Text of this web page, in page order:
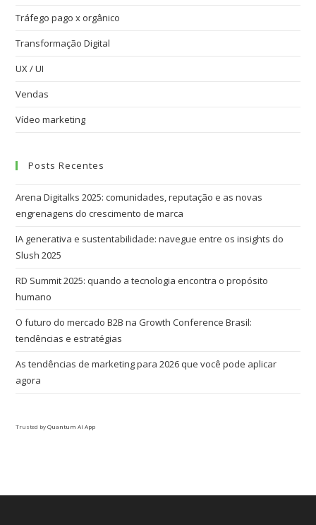
Tráfego pago x orgânico
Transformação Digital
UX / UI
Vendas
Vídeo marketing
Posts Recentes
Arena Digitalks 2025: comunidades, reputação e as novas
engrenagens do crescimento de marca
IA generativa e sustentabilidade: navegue entre os insights do
Slush 2025
RD Summit 2025: quando a tecnologia encontra o propósito
humano
O futuro do mercado B2B na Growth Conference Brasil:
tendências e estratégias
As tendências de marketing para 2026 que você pode aplicar
agora
Trusted byQuantum AI App